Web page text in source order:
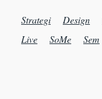
Strategi Design
Live
SoMe Sem